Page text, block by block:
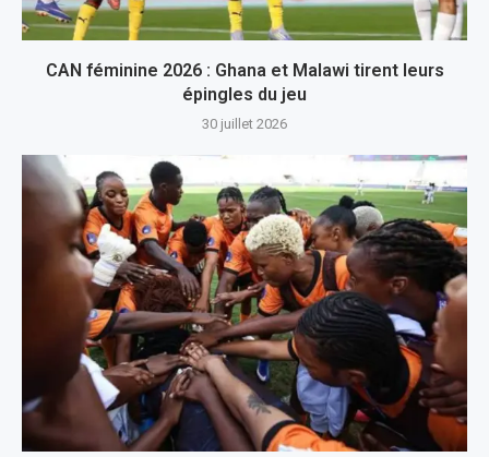
CAN féminine 2026 : Ghana et Malawi tirent leurs
épingles du jeu
30 juillet 2026